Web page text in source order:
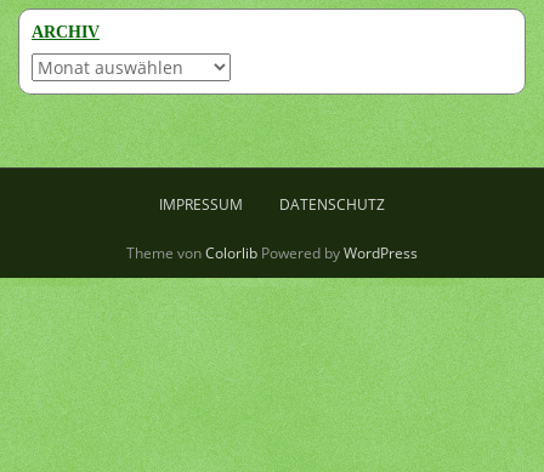
ARCHIV
Archiv
IMPRESSUM DATENSCHUTZ
Theme vonColorlib Powered byWordPress